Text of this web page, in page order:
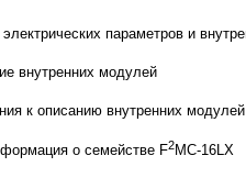
параметров и
внутренних модулей
к описанию внутренних модулей
о семействе F2MC-16LX